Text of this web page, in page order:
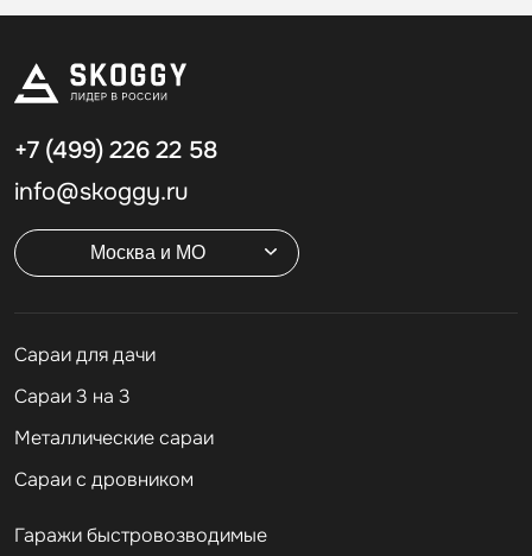
+7 (499) 226 22 58
info@skoggy.ru
Москва и МО
Cараи для дачи
Сараи 3 на 3
Металлические сараи
Сараи с дровником
Гаражи быстровозводимые